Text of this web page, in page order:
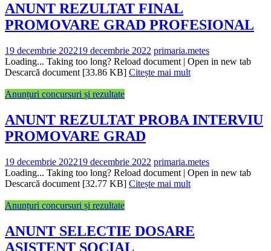
ANUNT REZULTAT FINAL
PROMOVARE GRAD PROFESIONAL
19 decembrie 202219 decembrie 2022 primaria.metes
Loading... Taking too long? Reload document | Open in new tab
Descarcă document [33.86 KB] Citește mai mult
Anunțuri concursuri și rezultate
ANUNT REZULTAT PROBA INTERVIU
PROMOVARE GRAD
19 decembrie 202219 decembrie 2022 primaria.metes
Loading... Taking too long? Reload document | Open in new tab
Descarcă document [32.77 KB] Citește mai mult
Anunțuri concursuri și rezultate
ANUNT SELECTIE DOSARE
ASISTENT SOCIAL